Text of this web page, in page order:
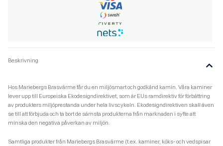
Beskrivning
Hos Mariebergs Brasvärme får du en miljösmart och godkänd kamin. Våra kaminer
lever upp till Europeiska Ekodesigndirektivet, som är EUs ramdirektiv för förbättring
av produkters miljöprestanda under hela livscykeln. Ekodesigndirektiven skall även
se till att förbjuda och ta bort de sämsta produkterna från marknaden i syfte att
minska den negativa påverkan av miljön.
Samtliga produkter från Mariebergs Brasvärme (t.ex. kaminer, köks- och vedspisar